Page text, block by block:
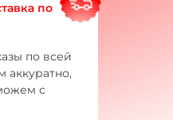
по
по всей
аккуратно,
с